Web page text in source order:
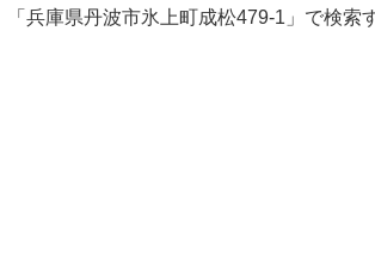
「兵庫県丹波市氷上町成松479-1」で検